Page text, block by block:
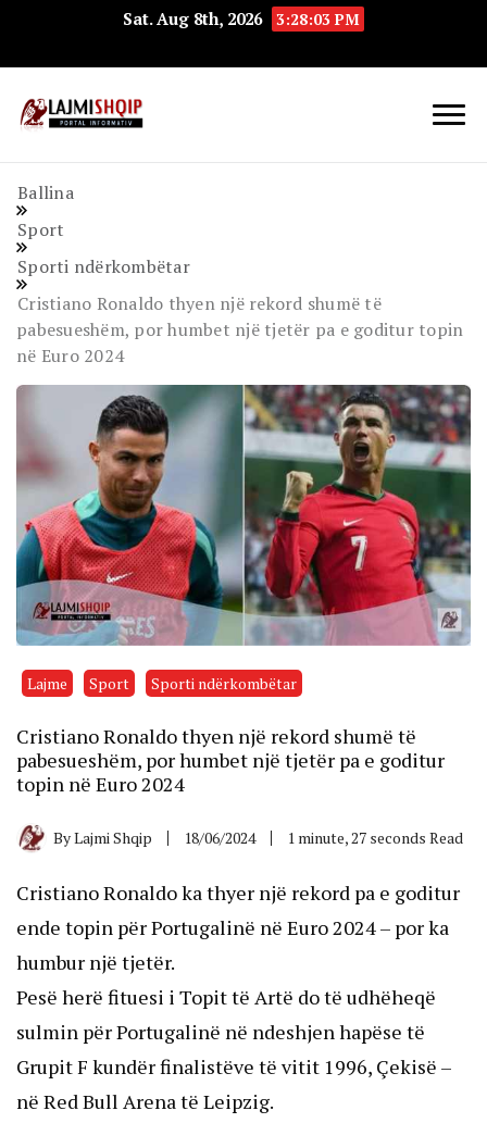
Sat. Aug 8th, 2026 3:28:04 PM
Ballina
Sport
Sporti ndërkombëtar
Cristiano Ronaldo thyen një rekord shumë të
pabesueshëm, por humbet një tjetër pa e goditur topin
në Euro 2024
Lajme Sport Sporti ndërkombëtar
Cristiano Ronaldo thyen një rekord shumë të
pabesueshëm, por humbet një tjetër pa e goditur
topin në Euro 2024
ByLajmi Shqip 18/06/2024 1 minute, 27 seconds Read
Cristiano Ronaldo ka thyer një rekord pa e goditur
ende topin për Portugalinë në Euro 2024 – por ka
humbur një tjetër.
Pesë herë fituesi i Topit të Artë do të udhëheqë
sulmin për Portugalinë në ndeshjen hapëse të
Grupit F kundër finalistëve të vitit 1996, Çekisë –
në Red Bull Arena të Leipzig.